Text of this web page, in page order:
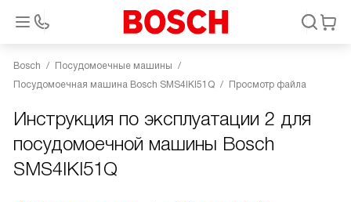
Bosch
Посудомоечные машины
Посудомоечная машина Bosch SMS4IKI51Q
Просмотр файла
Инструкция по эксплуатации 2 для
посудомоечной машины Bosch
SMS4IKI51Q